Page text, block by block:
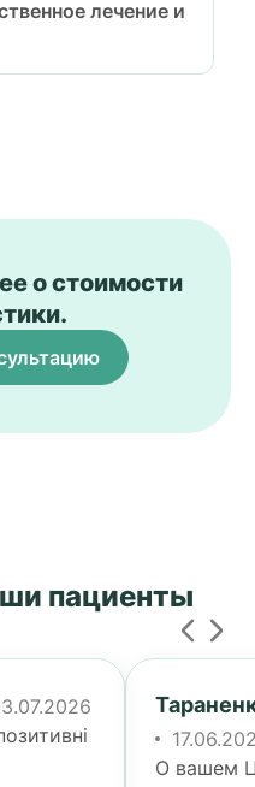
лечение и
о стоимости
пациенты
О вашем